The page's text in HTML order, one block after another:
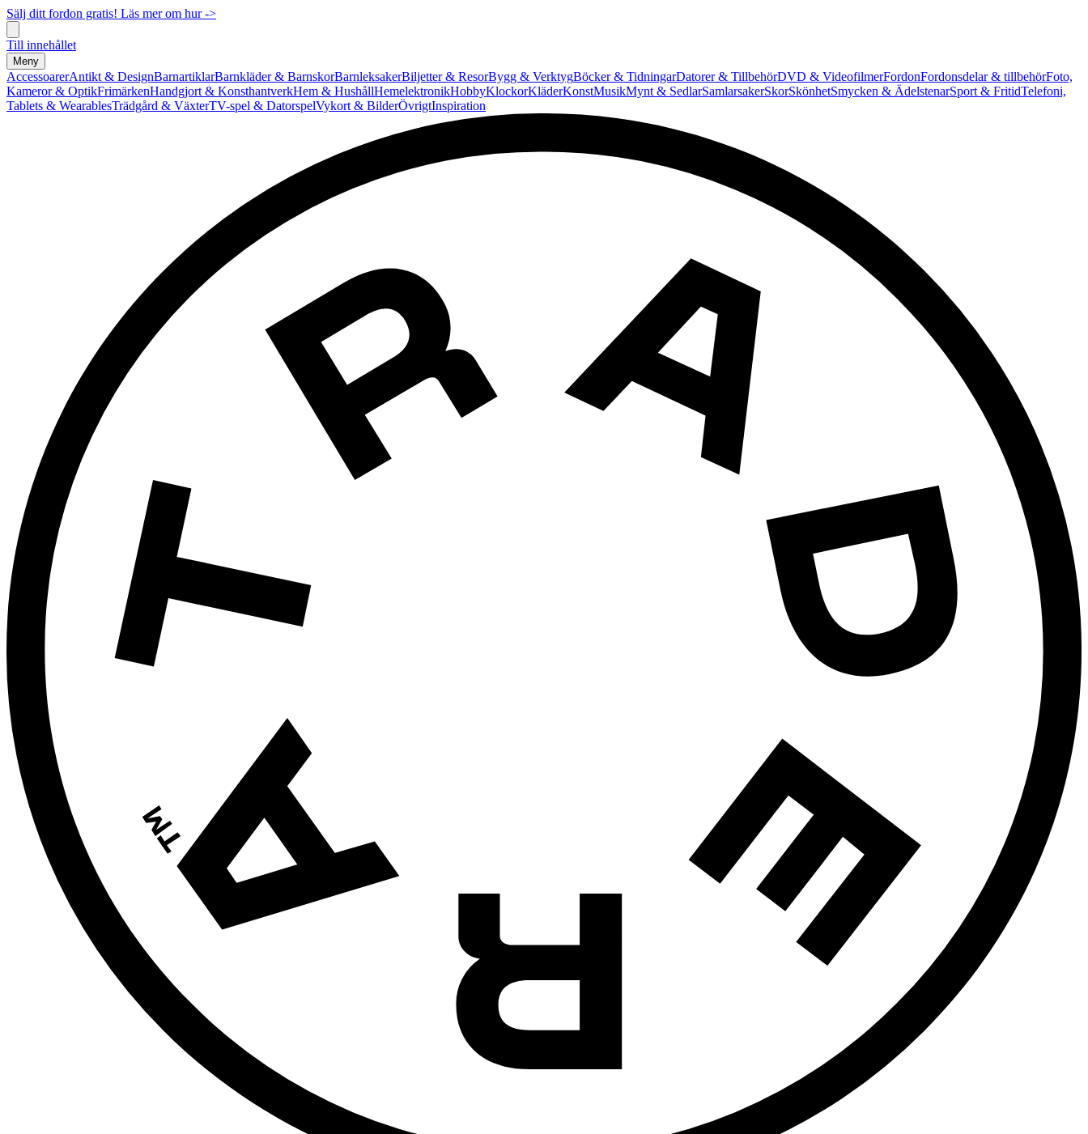
Sälj ditt fordon gratis! Läs mer om hur ->
Till innehållet
Meny
AccessoarerAntikt & DesignBarnartiklarBarnkläder & BarnskorBarnleksakerBiljetter & ResorBygg & VerktygBöcker & TidningarDatorer & TillbehörDVD & VideofilmerFordonFordonsdelar & tillbehörFoto,
Kameror & OptikFrimärkenHandgjort & KonsthantverkHem & HushållHemelektronikHobbyKlockorKläderKonstMusikMynt & SedlarSamlarsakerSkorSkönhetSmycken & ÄdelstenarSport & FritidTelefoni,
Tablets & WearablesTrädgård & VäxterTV-spel & DatorspelVykort & BilderÖvrigtInspiration